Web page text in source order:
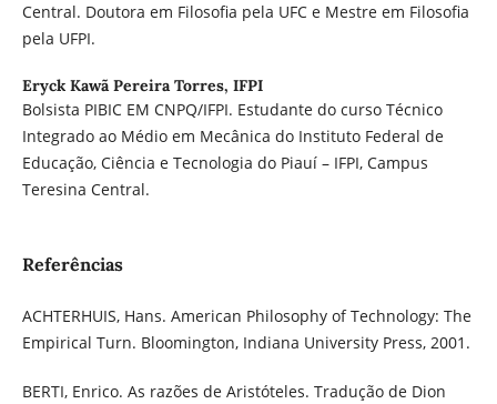
Central. Doutora em Filosofia pela UFC e Mestre em Filosofia
pela UFPI.
Eryck Kawã Pereira Torres, IFPI
Bolsista PIBIC EM CNPQ/IFPI. Estudante do curso Técnico
Integrado ao Médio em Mecânica do Instituto Federal de
Educação, Ciência e Tecnologia do Piauí – IFPI, Campus
Teresina Central.
Referências
ACHTERHUIS, Hans. American Philosophy of Technology: The
Empirical Turn. Bloomington, Indiana University Press, 2001.
BERTI, Enrico. As razões de Aristóteles. Tradução de Dion